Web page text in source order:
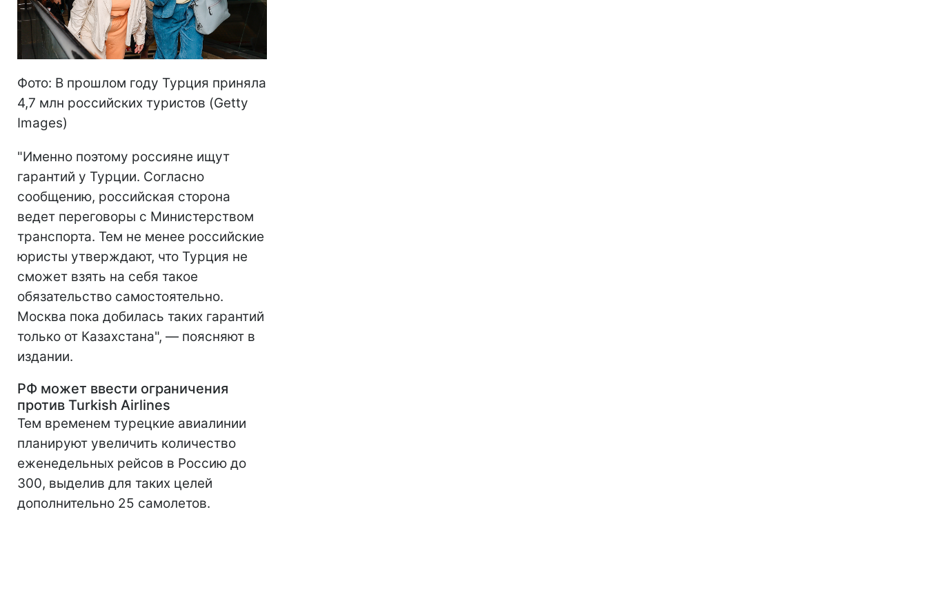
Фото: В прошлом году Турция приняла
4,7 млн ​​российских туристов (Getty
Images)
"Именно поэтому россияне ищут
гарантий у Турции. Согласно
сообщению, российская сторона
ведет переговоры с Министерством
транспорта. Тем не менее российские
юристы утверждают, что Турция не
сможет взять на себя такое
обязательство самостоятельно.
Москва пока добилась таких гарантий
только от Казахстана", — поясняют в
издании.
РФ может ввести ограничения
против Turkish Airlines
Тем временем турецкие авиалинии
планируют увеличить количество
еженедельных рейсов в Россию до
300, выделив для таких целей
дополнительно 25 самолетов.